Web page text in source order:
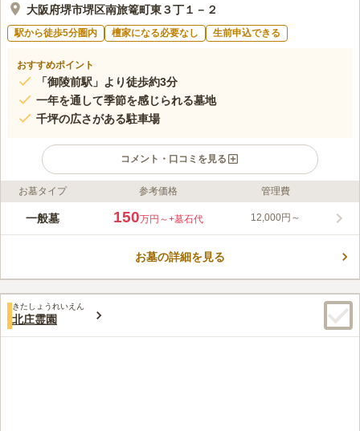
大阪府堺市堺区南旅篭町東３丁１－２
駅から徒歩5分圏内 檀家になる必要なし 生前申込できる
おすすめポイント
「御陵前駅」より徒歩約3分
一年を通して季節を感じられる墓地
千坪の広さがある駐車場
コメント・口コミを見る
ライフドット編集部のコメント
全体が柔らかな日の光に溢れ、美しい景観を演出してくれている
美しい花の咲く寺院墓地です。千利休にゆかりがあり、墓地には
正されていて歩きやすくなっています。足元に不安のある方でも
安心してお参りができます。園内には手水舎が設置されていま
す。お墓の掃除や供花を取り換える際に利用できます。
口コミ評価
この霊園はまだ誰からも評価されていません。
お墓タイプ 参考価格 管理費
一般墓 150万円～+墓石代 12,000円～
お墓の詳細を見る
きたしょうれいえん
北庄霊園